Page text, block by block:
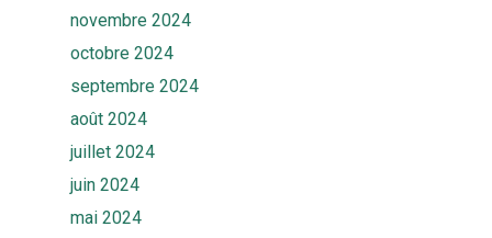
novembre 2024
octobre 2024
septembre 2024
août 2024
juillet 2024
juin 2024
mai 2024